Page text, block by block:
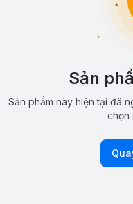
Sản
Sản phẩm này hiện tại đã
chọn